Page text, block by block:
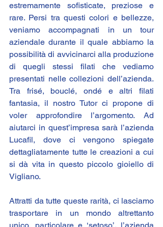
estremamente sofisticate, preziose e
rare. Persi tra questi colori e bellezze,
veniamo accompagnati in un tour
aziendale durante il quale abbiamo la
possibilità di avvicinarci alla produzione
di quegli stessi filati che vediamo
presentati nelle collezioni dell’azienda.
Tra frisé, bouclé, ondé e altri filati
fantasia, il nostro Tutor ci propone di
voler approfondire l’argomento. Ad
aiutarci in quest’impresa sarà l’azienda
Lucafil, dove ci vengono spiegate
dettagliatamente tutte le creazioni a cui
si dà vita in questo piccolo gioiello di
Vigliano.
Attratti da tutte queste rarità, ci lasciamo
trasportare in un mondo altrettanto